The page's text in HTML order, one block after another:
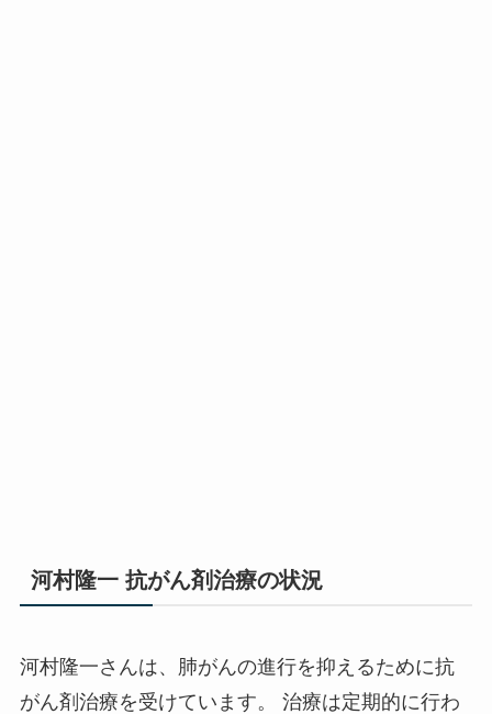
河村隆一 抗がん剤治療の状況
河村隆一さんは、肺がんの進行を抑えるために抗
がん剤治療を受けています。 治療は定期的に行わ